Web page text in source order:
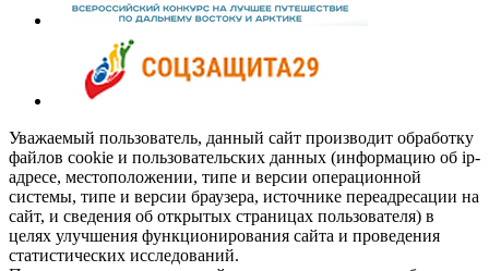
Уважаемый пользователь, данный сайт производит обработку
файлов cookie и пользовательских данных (информацию об ip-
адресе, местоположении, типе и версии операционной
системы, типе и версии браузера, источнике переадресации на
сайт, и сведения об открытых страницах пользователя) в
целях улучшения функционирования сайта и проведения
статистических исследований.